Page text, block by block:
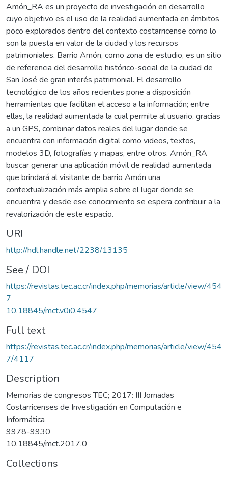
Amón_RA es un proyecto de investigación en desarrollo
cuyo objetivo es el uso de la realidad aumentada en ámbitos
poco explorados dentro del contexto costarricense como lo
son la puesta en valor de la ciudad y los recursos
patrimoniales. Barrio Amón, como zona de estudio, es un sitio
de referencia del desarrollo histórico-social de la ciudad de
San José de gran interés patrimonial. El desarrollo
tecnológico de los años recientes pone a disposición
herramientas que facilitan el acceso a la información; entre
ellas, la realidad aumentada la cual permite al usuario, gracias
a un GPS, combinar datos reales del lugar donde se
encuentra con información digital como videos, textos,
modelos 3D, fotografías y mapas, entre otros. Amón_RA
buscar generar una aplicación móvil de realidad aumentada
que brindará al visitante de barrio Amón una
contextualización más amplia sobre el lugar donde se
encuentra y desde ese conocimiento se espera contribuir a la
revalorización de este espacio.
URI
http://hdl.handle.net/2238/13135
See / DOI
https://revistas.tec.ac.cr/index.php/memorias/article/view/454
7
10.18845/mct.v0i0.4547
Full text
https://revistas.tec.ac.cr/index.php/memorias/article/view/454
7/4117
Description
Memorias de congresos TEC; 2017: III Jornadas
Costarricenses de Investigación en Computación e
Informática
9978-9930
10.18845/mct.2017.0
Collections